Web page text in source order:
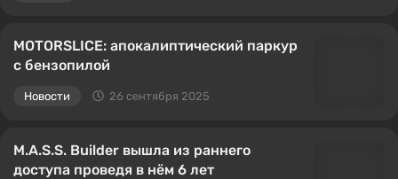
MOTORSLICE: апокалиптический паркур
с бензопилой
Новости 26 сентября 2025
M.A.S.S. Builder вышла из раннего
доступа проведя в нём 6 лет